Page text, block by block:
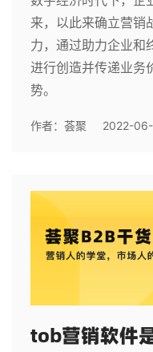
来，以此来确立营销
力，通过助力企业和
进行创造并传递业务
势。
作者： 荟聚 2022-
tob营销软件